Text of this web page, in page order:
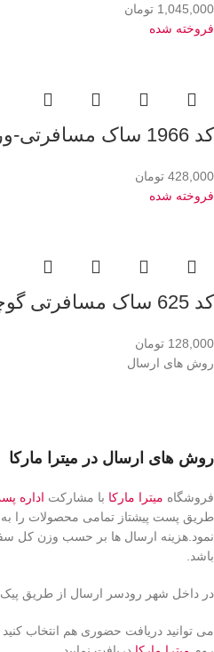
1,045,000 تومان
فروخته شده
کد 1966 ساک مسافرتی-ورزشی نایک
428,000 تومان
فروخته شده
کد 625 ساک مسافرتی گوچی
128,000 تومان
روش های ارسال
روش های ارسال در میترا مارکا
فروشگاه میترا مارکا با مشارکت اداره
طریق پست پیشتاز تمامی محصولات را به
نمود.هزینه ارسال ها بر حسب وزن کل
باشد.
در داخل شهر رودسر ارسال از طریق
می توانید دریافت حضوری هم انتخاب